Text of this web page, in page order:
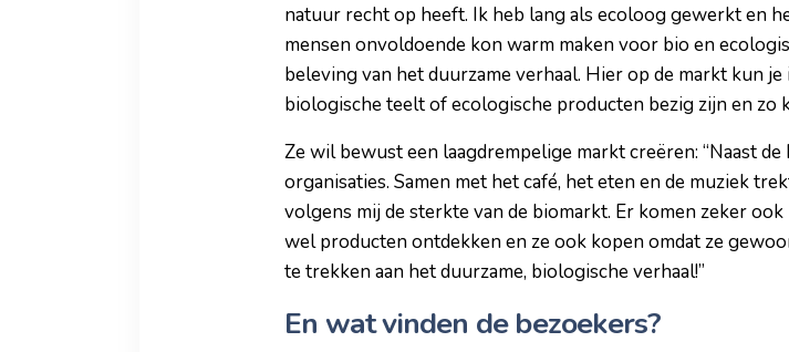
natuur recht op heeft. Ik heb lang als ecoloog gewerkt en
mensen onvoldoende kon warm maken voor bio en
beleving van het duurzame verhaal. Hier op de markt kun
biologische teelt of ecologische producten bezig zijn en zo
Ze wil bewust een laagdrempelige markt creëren: “Naast
organisaties. Samen met het café, het eten en de muziek
volgens mij de sterkte van de biomarkt. Er komen zeker
wel producten ontdekken en ze ook kopen omdat ze
te trekken aan het duurzame, biologische verhaal!”
En wat vinden de bezoekers?